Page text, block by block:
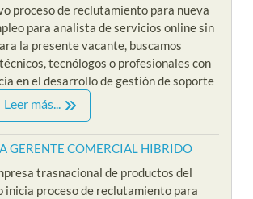
proceso de reclutamiento para nueva
para analista de servicios online sin
la presente vacante, buscamos
tecnólogos o profesionales con
en el desarrollo de gestión de soporte
Leer más...
GERENTE COMERCIAL HIBRIDO
trasnacional de productos del
inicia proceso de reclutamiento para